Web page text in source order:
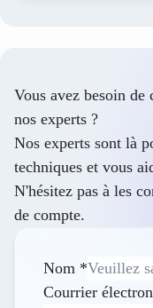
Vous avez besoin de
nos experts ?
Nos experts sont là
techniques et vous
N'hésitez pas à les
de compte.
Nom *
Courrier